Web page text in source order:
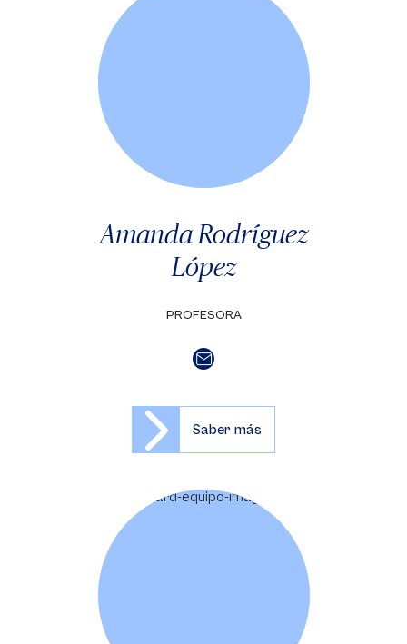
Amanda Rodríguez
López
PROFESORA
Saber más